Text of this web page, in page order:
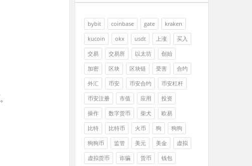
。
bybit coinbase gate
kraken
kucoin
okx usdt 上涨
买入
交易
交易所 以太坊
创始
加密
区块 区块链 受害
合约
外汇
币安 币安合约
币安杠杆
币安注册
市值 应用
投资
操作
数字货币 柴犬
欧易
比特
比特币 火币 狗
狗狗
狗狗币
监管 美元 美金
虚拟
虚拟货币
诈骗 货币
钱包